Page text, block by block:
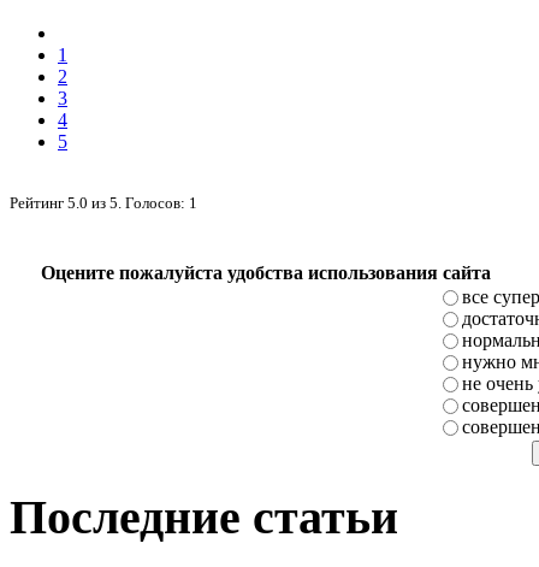
1
2
3
4
5
Рейтинг 5.0 из 5 . Голосов: 1
Оцените пожалуйста удобства использования сайта
все супер
нужно
не очень
Последние статьи